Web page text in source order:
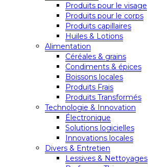
Produits pour le visage
Produits pour le corps
Produits capillaires
Huiles & Lotions
Alimentation
Céréales & grains
Condiments & épices
Boissons locales
Produits Frais
Produits Transformés
Technologie & Innovation
Électronique
Solutions logicielles
Innovations locales
Divers & Entretien
Lessives & Nettoyages